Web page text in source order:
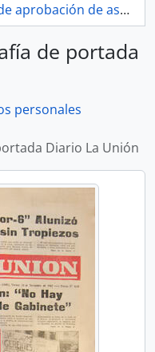
matemáticas Raúl Zurita
de portada
personales
Diario La Unión